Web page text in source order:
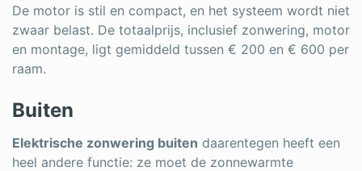
De motor is stil en compact, en het systeem wordt niet
zwaar belast. De totaalprijs, inclusief zonwering, motor
en montage, ligt gemiddeld tussen € 200 en € 600 per
raam.
Buiten
Elektrische zonwering buiten daarentegen heeft een
heel andere functie: ze moet de zonnewarmte